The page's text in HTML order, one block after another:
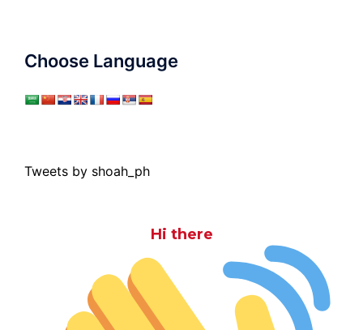
Choose Language
Tweets by shoah_ph
Hi there